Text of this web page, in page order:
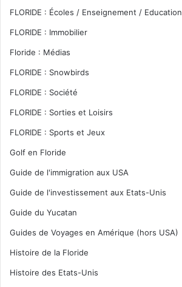
FLORIDE : Écoles / Enseignement / Education
FLORIDE : Immobilier
Floride : Médias
FLORIDE : Snowbirds
FLORIDE : Société
FLORIDE : Sorties et Loisirs
FLORIDE : Sports et Jeux
Golf en Floride
Guide de l'immigration aux USA
Guide de l'investissement aux Etats-Unis
Guide du Yucatan
Guides de Voyages en Amérique (hors USA)
Histoire de la Floride
Histoire des Etats-Unis